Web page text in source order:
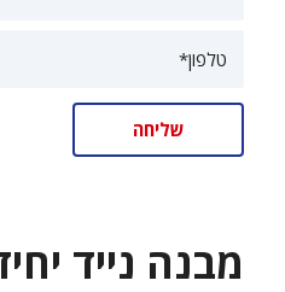
מבנה נייד יחידה 40